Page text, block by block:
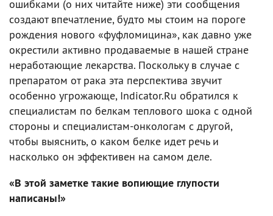
ошибками (о них читайте ниже) эти сообщения
создают впечатление, будто мы стоим на пороге
рождения нового «фуфломицина», как давно уже
окрестили активно продаваемые в нашей стране
неработающие лекарства. Поскольку в случае с
препаратом от рака эта перспектива звучит
особенно угрожающе, Indicator.Ru обратился к
специалистам по белкам теплового шока с одной
стороны и специалистам-онкологам с другой,
чтобы выяснить, о каком белке идет речь и
насколько он эффективен на самом деле.
«В этой заметке такие вопиющие глупости
написаны!»